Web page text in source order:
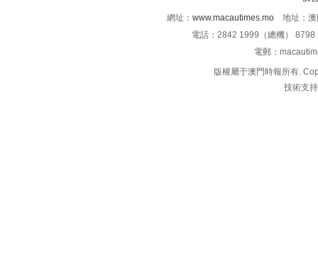
網址： www.macautimes.mo 地址：澳
電話：2842 1999（總機）
電郵：
版權屬于澳門時報所有.
技術支